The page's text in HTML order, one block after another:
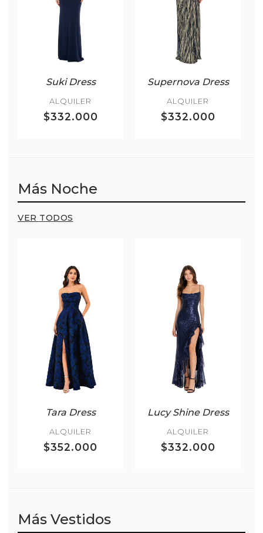
Suki Dress
ALQUILER
$332.000
Supernova Dress
ALQUILER
$332.000
Más Noche
VER TODOS
Tara Dress
ALQUILER
$352.000
Lucy Shine Dress
ALQUILER
$332.000
Más Vestidos